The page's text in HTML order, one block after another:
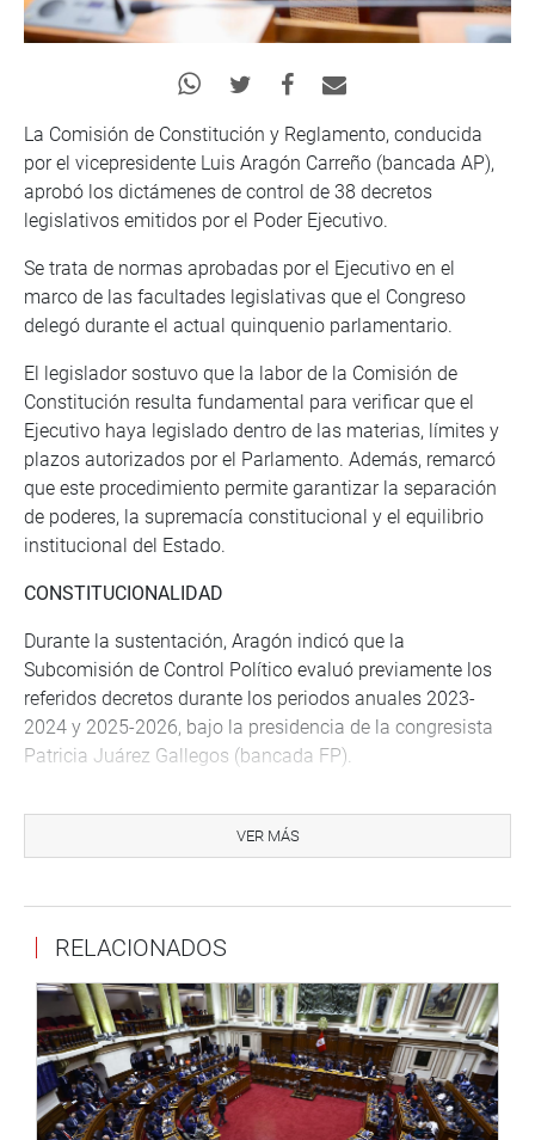
La Comisión de Constitución y Reglamento, conducida
por el vicepresidente Luis Aragón Carreño (bancada AP),
aprobó los dictámenes de control de 38 decretos
legislativos emitidos por el Poder Ejecutivo.
Se trata de normas aprobadas por el Ejecutivo en el
marco de las facultades legislativas que el Congreso
delegó durante el actual quinquenio parlamentario.
El legislador sostuvo que la labor de la Comisión de
Constitución resulta fundamental para verificar que el
Ejecutivo haya legislado dentro de las materias, límites y
plazos autorizados por el Parlamento. Además, remarcó
que este procedimiento permite garantizar la separación
de poderes, la supremacía constitucional y el equilibrio
institucional del Estado.
CONSTITUCIONALIDAD
Durante la sustentación, Aragón indicó que la
Subcomisión de Control Político evaluó previamente los
referidos decretos durante los periodos anuales 2023-
2024 y 2025-2026, bajo la presidencia de la congresista
Patricia Juárez Gallegos (bancada FP).
emitieron dentro de la materia delegada, respetaron los
plazos establecidos en las leyes autoritativas y fueron
Además, la comisión concluyó que las normas no
abordaron materias prohibidas para la delegación
legislativa, como reforma constitucional, tratados
internacionales, leyes orgánicas, presupuesto o cuenta
general de la República. Asimismo, sostuvo que los
decretos evaluados no lesionaron derechos
VER MÁS
RELACIONADOS